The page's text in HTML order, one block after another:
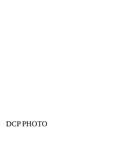
DCP PHOTO